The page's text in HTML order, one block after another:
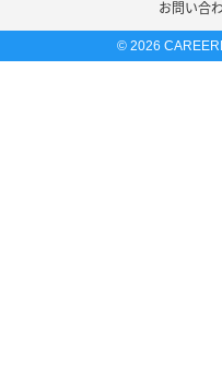
お問い合
© 2026